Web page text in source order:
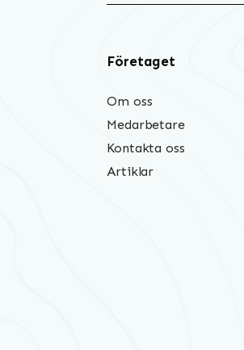
Företaget
Om oss
Medarbetare
Kontakta oss
Artiklar